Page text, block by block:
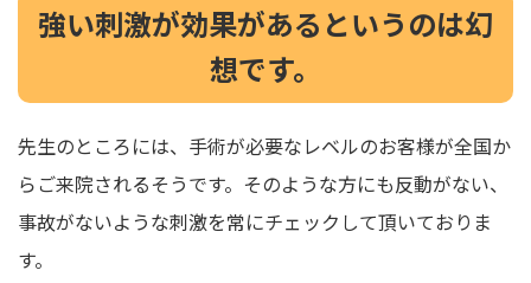
強い刺激が効果があるというのは幻
想です。
先生のところには、手術が必要なレベルのお客様が全国か
らご来院されるそうです。そのような方にも反動がない、
事故がないような刺激を常にチェックして頂いておりま
す。